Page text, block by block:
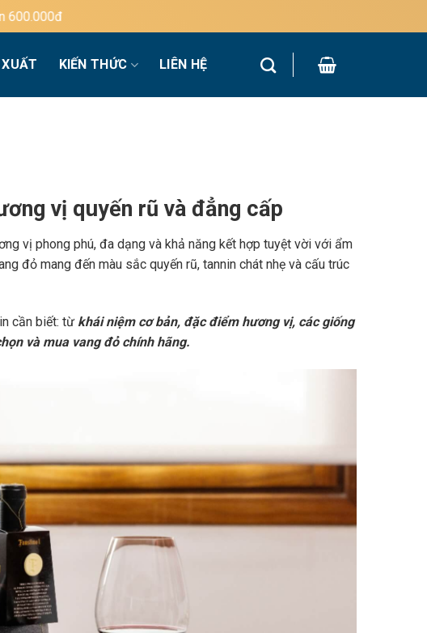
KIẾN THỨC LIÊN HỆ
vị quyến rũ và đẳng cấp
vị phong phú, đa dạng và khả năng kết hợp tuyệt vời với ẩm
đỏ mang đến màu sắc quyến rũ, tannin chát nhẹ và cấu trúc
cần biết: từ khái niệm cơ bản, đặc điểm hương vị, các giống
và mua vang đỏ chính hãng.